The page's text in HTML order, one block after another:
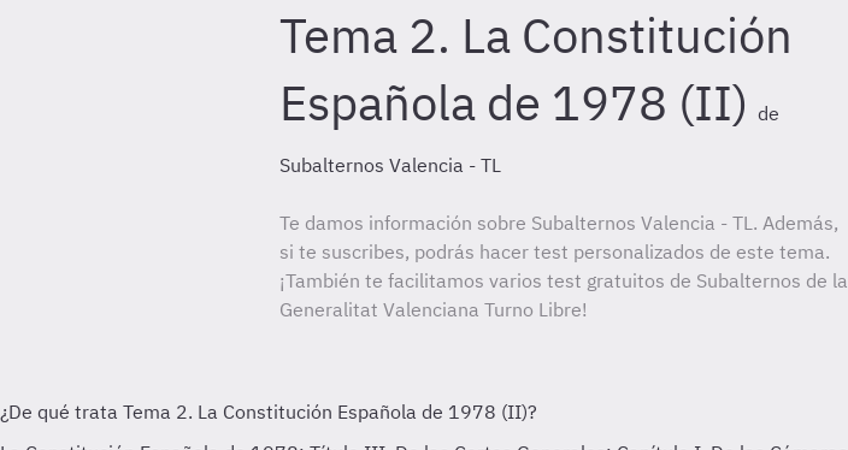
Tema 2. La Constitución
Española de 1978 (II) de
Subalternos Valencia - TL
Te damos información sobre Subalternos Valencia - TL. Además,
si te suscribes, podrás hacer test personalizados de este tema.
¡También te facilitamos varios test gratuitos de Subalternos de la
Generalitat Valenciana Turno Libre!